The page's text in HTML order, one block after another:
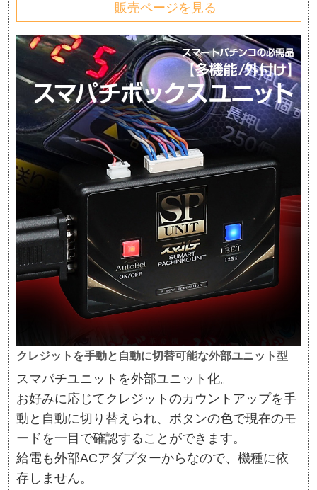
販売ページを見る
クレジットを手動と自動に切替可能な外部ユニット型
スマパチユニットを外部ユニット化。
お好みに応じてクレジットのカウントアップを手
動と自動に切り替えられ、ボタンの色で現在のモ
ードを一目で確認することができます。
給電も外部ACアダプターからなので、機種に依
存しません。